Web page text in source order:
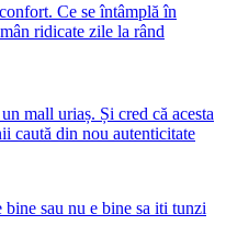
Ce se întâmplă în
ridicate zile la rând
mall uriaș. Și cred că acesta
caută din nou autenticitate
bine sau nu e bine sa iti tunzi